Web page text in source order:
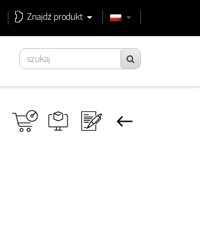
Znajdź produkt